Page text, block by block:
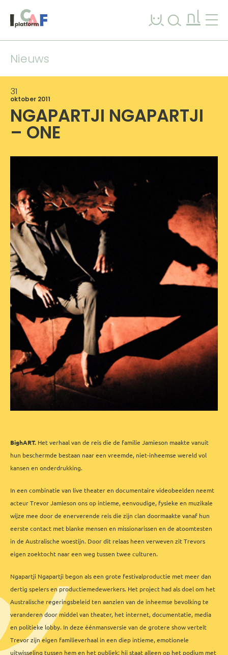
nl
Nieuws
31
oktober 2011
NGAPARTJI NGAPARTJI
– ONE
BighART. Het verhaal van de reis die de familie Jamieson maakte vanuit
hun beschermde bestaan naar een vreemde, niet-inheemse wereld vol
kansen en onderdrukking.
In een combinatie van live theater en documentaire videobeelden neemt
acteur Trevor Jamieson ons op intieme, eenvoudige, fysieke en muzikale
wijze mee door de enerverende reis die zijn clan doormaakte vanaf hun
eerste contact met blanke mensen en missionarissen en de atoomtesten
in de Australische woestijn. Door dit relaas heen verweven zit Trevors
eigen zoektocht naar een weg tussen twee culturen.
Ngapartji Ngapartji begon als een grote festivalproductie met meer dan
dertig spelers en productiemedewerkers. Het project had als doel om het
Australische regeringsbeleid ten aanzien van de inheemse bevolking te
veranderen door middel van theater, het internet, documentatie, media
en politieke lobby. In deze éénmansversie van de grotere show vertelt
Trevor zijn eigen familieverhaal in een diep intieme, emotionele
uitwisseling tussen hem en het publiek: hij staat alleen op het podium met